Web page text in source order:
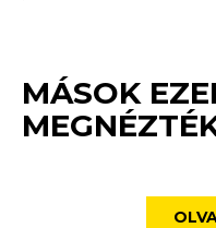
MÁSOK